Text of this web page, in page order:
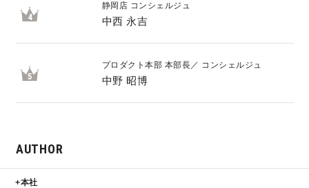
4
静岡店 コンシェルジュ
中西 永吉
5
プロダクト本部 本部長／ コンシェルジュ
中野 昭博
AUTHOR
本社